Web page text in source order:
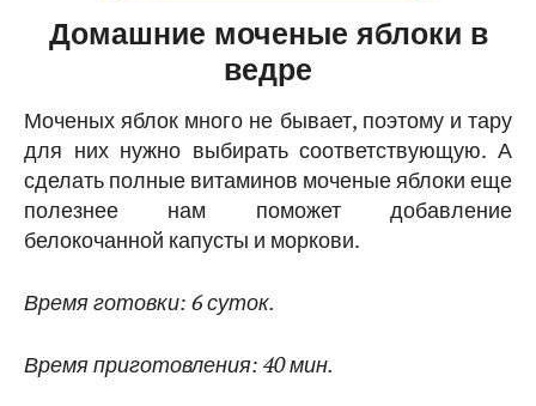
Домашние моченые яблоки в
ведре
Моченых яблок много не бывает, поэтому и тару
для них нужно выбирать соответствующую. А
сделать полные витаминов моченые яблоки еще
полезнее нам поможет добавление
белокочанной капусты и моркови.
Время готовки: 6 суток.
Время приготовления: 40 мин.